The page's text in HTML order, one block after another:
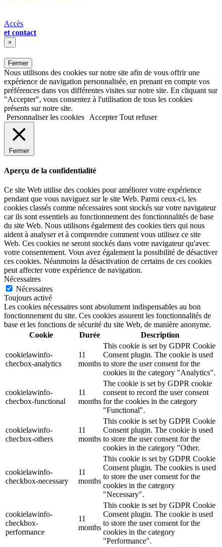
Accès
et contact
×
Fermer
Nous utilisons des cookies sur notre site afin de vous offrir une
expérience de navigation personnalisée, en prenant en compte vos
préférences dans vos différentes visites sur notre site. En cliquant sur
"Accepter", vous consentez à l'utilisation de tous les cookies
présents sur notre site.
Personnaliser les cookies
Accepter Tout refuser
Fermer
Aperçu de la confidentialité
Ce site Web utilise des cookies pour améliorer votre expérience
pendant que vous naviguez sur le site Web. Parmi ceux-ci, les
cookies classés comme nécessaires sont stockés sur votre navigateur
car ils sont essentiels au fonctionnement des fonctionnalités de base
du site Web. Nous utilisons également des cookies tiers qui nous
aident à analyser et à comprendre comment vous utilisez ce site
Web. Ces cookies ne seront stockés dans votre navigateur qu'avec
votre consentement. Vous avez également la possibilité de désactiver
ces cookies. Néanmoins la désactivation de certains de ces cookies
peut affecter votre expérience de navigation.
Nécessaires
Nécessaires
Toujours activé
Les cookies nécessaires sont absolument indispensables au bon
fonctionnement du site. Ces cookies assurent les fonctionnalités de
base et les fonctions de sécurité du site Web, de manière anonyme.
Cookie
Durée Description
cookielawinfo-
checbox-analytics
11
months
This cookie is set by GDPR Cookie
Consent plugin. The cookie is used
to store the user consent for the
cookies in the category "Analytics".
cookielawinfo-
checbox-functional
11
months
The cookie is set by GDPR cookie
consent to record the user consent
for the cookies in the category
"Functional".
cookielawinfo-
checbox-others
11
months
This cookie is set by GDPR Cookie
Consent plugin. The cookie is used
to store the user consent for the
cookies in the category "Other.
cookielawinfo-
checkbox-necessary
11
months
This cookie is set by GDPR Cookie
Consent plugin. The cookies is used
to store the user consent for the
cookies in the category
"Necessary".
cookielawinfo-
checkbox-
performance
11
months
This cookie is set by GDPR Cookie
Consent plugin. The cookie is used
to store the user consent for the
cookies in the category
"Performance".